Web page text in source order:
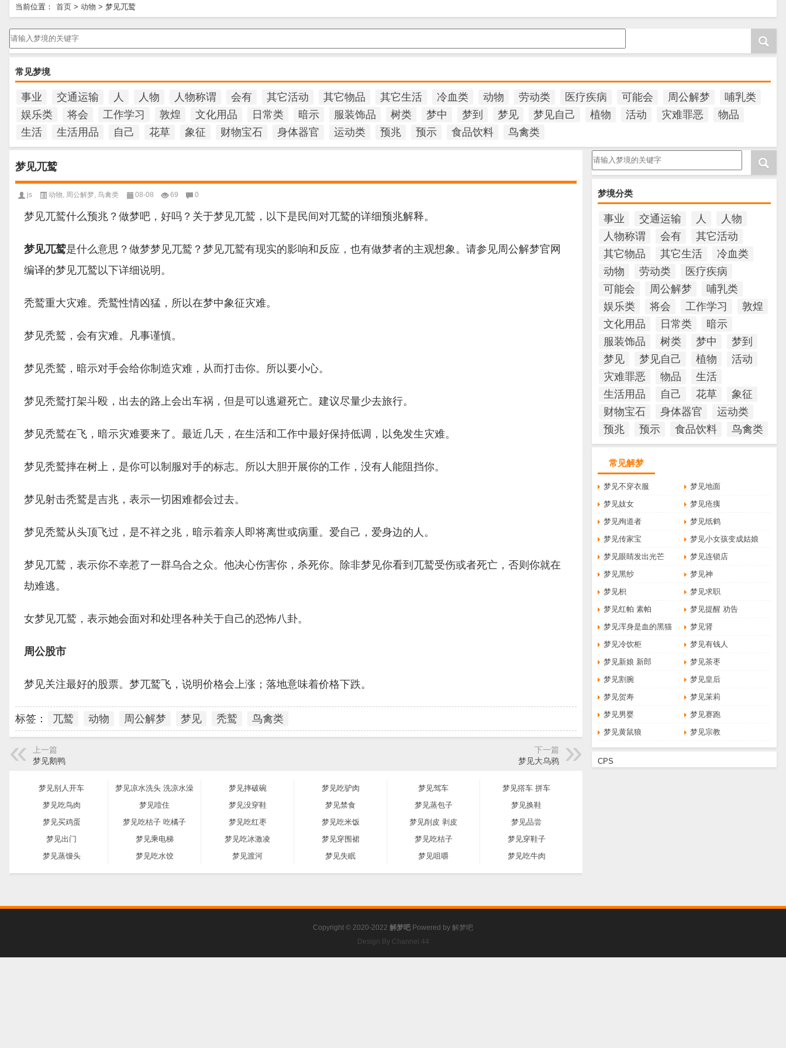
当前位置： 首页 > 动物 > 梦见兀鹫
请输入梦境的关键字
常见梦境
事业 交通运输 人 人物 人物称谓 会有 其它活动 其它物品 其它生活 冷血类 动物 劳动类 医疗疾病 可能会 周公解梦
哺乳类
娱乐类
将会 工作学习 敦煌 文化用品 日常类 暗示 服装饰品 树类 梦中 梦到 梦见 梦见自己 植物 活动 灾难罪恶
物品
生活
生活用品 自己 花草 象征 财物宝石 身体器官 运动类 预兆 预示 食品饮料 鸟禽类
请输入梦境的关键字
梦境分类
事业 交通运输 人
人物
人物称谓
会有
其它活动
其它物品
其它生活
冷血类
动物
劳动类
医疗疾病
可能会
周公解梦
哺乳类
娱乐类
将会 工作学习
敦煌
文化用品
日常类
暗示
服装饰品
树类 梦中
梦到
梦见
梦见自己 植物
活动
灾难罪恶
物品
生活
生活用品
自己 花草
象征
财物宝石
身体器官
运动类
预兆
预示 食品饮料 鸟禽类
常见解梦
梦见不穿衣服
梦见地面
梦见妓女
梦见疮痍
梦见殉道者
梦见纸鹤
梦见传家宝
梦见小女孩变成姑娘
梦见眼睛发出光芒
梦见连锁店
梦见黑纱
梦见神
梦见枳
梦见求职
梦见红帕 素帕
梦见提醒 劝告
梦见浑身是血的黑猫
梦见肾
梦见冷饮柜
梦见有钱人
梦见新娘 新郎
梦见茶枣
梦见割腕
梦见皇后
梦见贺寿
梦见茉莉
梦见男婴
梦见赛跑
梦见黄鼠狼
梦见宗教
CPS
梦见兀鹫
js 动物, 周公解梦, 鸟禽类 08-08 69 0
梦见兀鹫什么预兆？做梦吧，好吗？关于梦见兀鹫，以下是民间对兀鹫的详细预兆解释。
梦见兀鹫是什么意思？做梦梦见兀鹫？梦见兀鹫有现实的影响和反应，也有做梦者的主观想象。请参见周公解梦官网
编译的梦见兀鹫以下详细说明。
秃鹫重大灾难。秃鹫性情凶猛，所以在梦中象征灾难。
梦见秃鹫，会有灾难。凡事谨慎。
梦见秃鹫，暗示对手会给你制造灾难，从而打击你。所以要小心。
梦见秃鹫打架斗殴，出去的路上会出车祸，但是可以逃避死亡。建议尽量少去旅行。
梦见秃鹫在飞，暗示灾难要来了。最近几天，在生活和工作中最好保持低调，以免发生灾难。
梦见秃鹫摔在树上，是你可以制服对手的标志。所以大胆开展你的工作，没有人能阻挡你。
梦见射击秃鹫是吉兆，表示一切困难都会过去。
梦见秃鹫从头顶飞过，是不祥之兆，暗示着亲人即将离世或病重。爱自己，爱身边的人。
梦见兀鹫，表示你不幸惹了一群乌合之众。他决心伤害你，杀死你。除非梦见你看到兀鹫受伤或者死亡，否则你就在
劫难逃。
女梦见兀鹫，表示她会面对和处理各种关于自己的恐怖八卦。
周公股市
梦见关注最好的股票。梦兀鹫飞，说明价格会上涨；落地意味着价格下跌。
标签： 兀鹫 动物 周公解梦 梦见 秃鹫 鸟禽类
上一篇
梦见鹅鸭
下一篇
梦见大乌鸦
梦见别人开车 梦见凉水洗头 洗凉水澡 梦见摔破碗 梦见吃驴肉 梦见驾车
梦见撘车 拼车
梦见吃鸟肉
梦见噎住 梦见没穿鞋 梦见禁食 梦见蒸包子
梦见换鞋
梦见买鸡蛋
梦见吃桔子 吃橘子 梦见吃红枣 梦见吃米饭 梦见削皮 剥皮
梦见品尝
梦见出门
梦见乘电梯 梦见吃冰激凌 梦见穿围裙 梦见吃桔子
梦见穿鞋子
梦见蒸馒头
梦见吃水饺 梦见渡河 梦见失眠 梦见咀嚼 梦见吃牛肉
Copyright © 2020-2022 解梦吧 Powered by 解梦吧
Design By Channel 44